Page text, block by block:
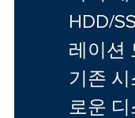
HDD/
레이션
기존 시
로운 디